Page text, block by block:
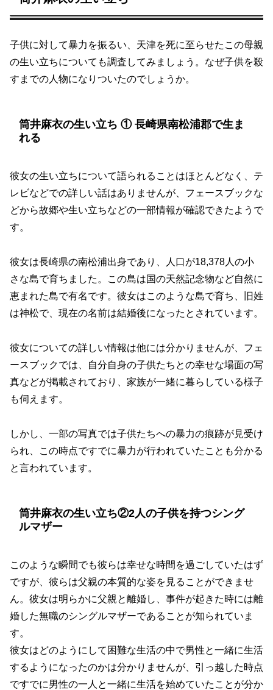
子供に対して暴力を振るい、天津を死に至らせたこの母親
の生い立ちについても調査してみましょう。なぜ子供を殺
すまでの人物になりついたのでしょうか。
筒井麻衣の生い立ち ① 長崎県南松浦郡で生ま
れる
彼女の生い立ちについて語られることはほとんどなく、テ
レビなどでの詳しい話はありませんが、フェースブックな
どから故郷や生い立ちなどの一部情報が確認できたようで
す。
彼女は長崎県の南松浦出身であり、人口が18,378人の小
さな島で育ちました。この島は国の天然記念物など自然に
恵まれた島で有名です。彼女はこのような島で育ち、旧姓
は神松で、現在の名前は結婚後になったとされています。
彼女についての詳しい情報は他には分かりませんが、フェ
ースブックでは、自分自身の子供たちとの幸せな場面の写
真などが掲載されており、家族が一緒に暮らしている様子
も伺えます。
しかし、一部の写真では子供たちへの暴力の痕跡が見受け
られ、この時点ですでに暴力が行われていたことも分かる
と言われています。
筒井麻衣の生い立ち②2人の子供を持つシング
ルマザー
このような瞬間でも彼らは幸せな時間を過ごしていたはず
ですが、彼らは父親の本質的な姿を見ることができませ
ん。彼女は明らかに父親と離婚し、事件が起きた時には離
婚した無職のシングルマザーであることが知られていま
す。
彼女はどのようにして困難な生活の中で男性と一緒に生活
するようになったのかは分かりませんが、引っ越した時点
ですでに男性の一人と一緒に生活を始めていたことが分か